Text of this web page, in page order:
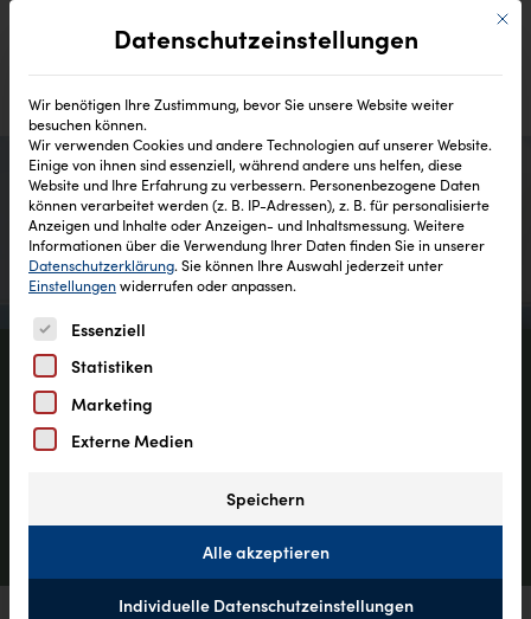
Für Haut, Haar und Gewissen:
Mit
Datenschutzeinstellungen
Wir benötigen Ihre Zustimmung, bevor Sie unsere Website weiter
besuchen können.
Wir verwenden Cookies und andere Technologien auf unserer Website.
Einige von ihnen sind essenziell, während andere uns helfen, diese
Website und Ihre Erfahrung zu verbessern. Personenbezogene Daten
können verarbeitet werden (z. B. IP-Adressen), z. B. für personalisierte
Anzeigen und Inhalte oder Anzeigen- und Inhaltsmessung. Weitere
Informationen über die Verwendung Ihrer Daten finden Sie in unserer
Datenschutzerklärung. Sie können Ihre Auswahl jederzeit unter
Einstellungenwiderrufen oder anpassen.
Es folgt eine Liste der Service-Gruppen, für die eine
Essenziell
Statistiken
Marketing
Externe Medien
Speichern
Alle akzeptieren
Individuelle Datenschutzeinstellungen